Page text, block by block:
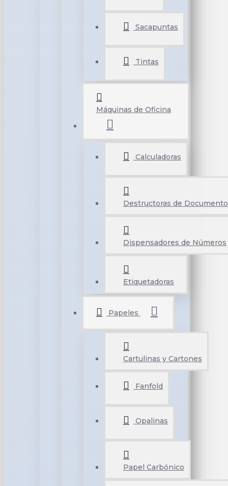
Sacapuntas
Tintas
Máquinas de Oficina
Calculadoras
Destructoras de
Dispensadores de Números
Etiquetadoras
Papeles
Cartulinas y Cartones
Fanfold
Opalinas
Papel Carbónico